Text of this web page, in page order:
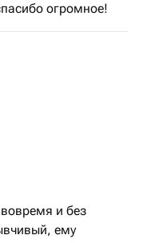
огромное!
и без
ему